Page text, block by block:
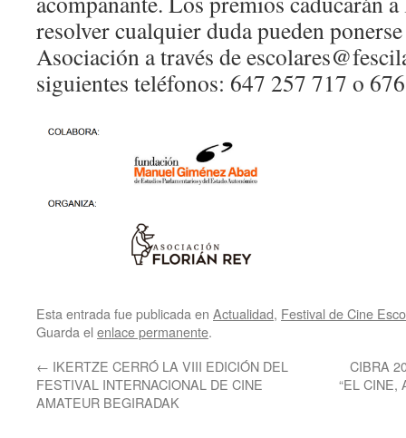
resolver cualquier duda pueden
Asociación a través de
siguientes teléfonos: 647 257 717 o
Esta entrada fue publicada en Actualidad, Festival de Cine
Guarda el enlace permanente.
← IKERTZE CERRÓ LA VIII EDICIÓN DEL
FESTIVAL INTERNACIONAL DE CINE
AMATEUR BEGIRADAK
CIBRA
“EL CINE,